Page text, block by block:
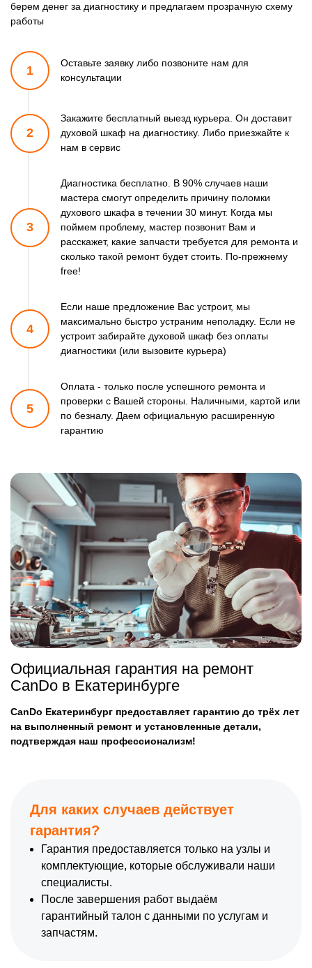
берем денег за диагностику и предлагаем прозрачную схему
работы
1
Оставьте заявку либо позвоните нам для
консультации
2
Закажите бесплатный выезд курьера. Он доставит
духовой шкаф на диагностику. Либо приезжайте к
нам в сервис
3
Диагностика бесплатно. В 90% случаев наши
мастера смогутопределить причину поломки
духового шкафа в течении 30 минут. Когда мы
поймем проблему, мастер позвонит Вам и
расскажет, какие запчасти требуется для ремонта и
сколько такой ремонтбудет стоить. По-прежнему
free!
4
Если наше предложение Вас устроит, мы
максимально быстро устраним неполадку. Если не
устроит забирайте духовой шкаф без оплаты
диагностики (или вызовите курьера)
5
Оплата - только после успешного ремонта и
проверки с Вашей стороны. Наличными, картой или
по безналу. Даем официальную расширенную
гарантию
Официальная гарантия на ремонт
CanDo в Екатеринбурге
CanDo Екатеринбург предоставляет гарантию до трёх лет
на выполненный ремонт и установленные детали,
подтверждая наш профессионализм!
Для каких случаев действует
гарантия?
Гарантия предоставляется только на узлы и
комплектующие, которые обслуживали наши
специалисты.
После завершения работ выдаём
гарантийный талон с данными по услугам и
запчастям.